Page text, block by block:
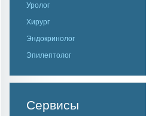
Уролог
Хирург
Эндокринолог
Эпилептолог
Сервисы